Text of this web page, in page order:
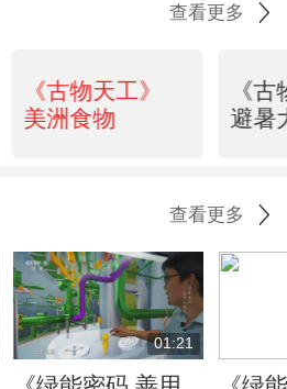
查看更多
《古物天工》
美洲食物
《
避暑
查看更多
01:21